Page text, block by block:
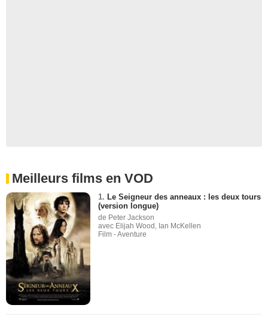
Meilleurs films en VOD
1. Le Seigneur des anneaux : les deux tours
(version longue)
de Peter Jackson
avec Elijah Wood, Ian McKellen
Film - Aventure